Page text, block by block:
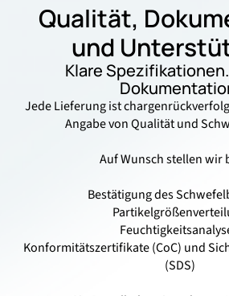
Qualität,
und
Klare
Jede Lieferung ist
Angabe von Qualität und
Auf Wunsch stellen wir
Bestätigung des
Konformitätszertifikate (CoC) und
(SDS)